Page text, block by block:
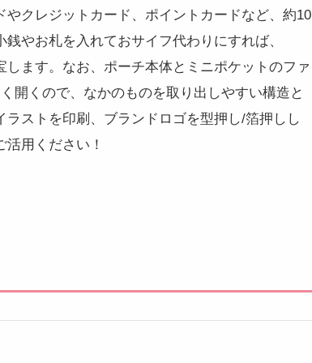
クレジットカード、ポイントカードなど、約10
やお札を入れておサイフ代わりにすれば、
ます。なお、ポーチ本体とミニポケットのファ
開くので、なかのものを取り出しやすい構造と
ストを印刷、ブランドロゴを型押し/箔押しし
用ください！